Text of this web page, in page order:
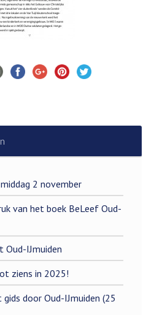
2 november
van het boek BeLeef Oud-
Oud-IJmuiden
ziens in 2025!
door Oud-IJmuiden (25